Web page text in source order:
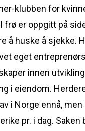
klubben for
frø er oppgitt på
å huske å sjekke.
eget
innen
i eiendom.
i Norge ennå,
pr. i dag. Saken